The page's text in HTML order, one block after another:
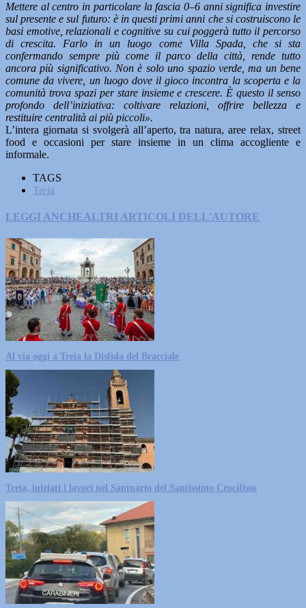
Mettere al centro in particolare la fascia 0–6 anni significa investire
sul presente e sul futuro: è in questi primi anni che si costruiscono le
basi emotive, relazionali e cognitive su cui poggerà tutto il percorso
di crescita. Farlo in un luogo come Villa Spada, che si sta
confermando sempre più come il parco della città, rende tutto
ancora più significativo. Non è solo uno spazio verde, ma un bene
comune da vivere, un luogo dove il gioco incontra la scoperta e la
comunità trova spazi per stare insieme e crescere. È questo il senso
profondo dell’iniziativa: coltivare relazioni, offrire bellezza e
restituire centralità ai più piccoli».
L’intera giornata si svolgerà all’aperto, tra natura, aree relax, street
food e occasioni per stare insieme in un clima accogliente e
informale.
TAGS
Treia
LEGGI ANCHEALTRI ARTICOLI DELL'AUTORE
Al via oggi a Treia la Disfida del Bracciale
Treia, iniziati i lavori nel Santuario del Santissimo Crocifisso